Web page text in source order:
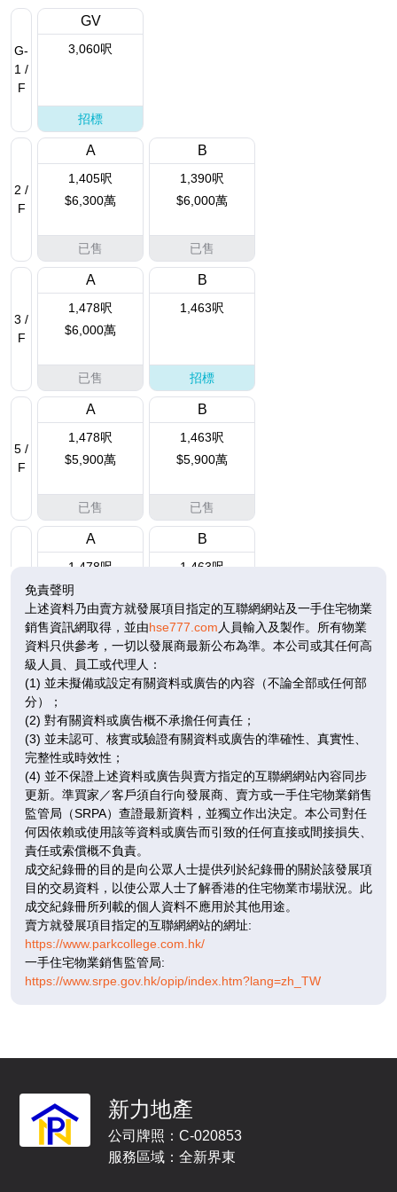
G-
1 /
F
2 /
F
3 /
F
5 /
F
7-
8 /
GV
3,060呎
招標
A
1,405呎
$6,300萬
已售
B
1,390呎
$6,000萬
已售
A
1,478呎
$6,000萬
已售
B
1,463呎
招標
A
1,478呎
$5,900萬
已售
B
1,463呎
$5,900萬
已售
A
1,478呎
$6,000萬
已售
B
1,463呎
已售
A
$1.28億
已售
$1.50億
免責聲明
上述資料乃由賣方就發展項目指定的互聯網網站及一手住宅物業
銷售資訊網取得，並由hse777.com 人員輸入及製作。所有物業
資料只供參考，一切以發展商最新公布為準。本公司或其任何高
級人員、員工或代理人：
(1) 並未擬備或設定有關資料或廣告的內容（不論全部或任何部
分）；
(2) 對有關資料或廣告概不承擔任何責任；
(3) 並未認可、核實或驗證有關資料或廣告的準確性、真實性、
完整性或時效性；
(4) 並不保證上述資料或廣告與賣方指定的互聯網網站內容同步
更新。準買家／客戶須自行向發展商、賣方或一手住宅物業銷售
監管局（SRPA）查證最新資料，並獨立作出決定。本公司對任
何因依賴或使用該等資料或廣告而引致的任何直接或間接損失、
責任或索償概不負責。
成交紀錄冊的目的是向公眾人士提供列於紀錄冊的關於該發展項
目的交易資料，以使公眾人士了解香港的住宅物業市場狀況。此
成交紀錄冊所列載的個人資料不應用於其他用途。
賣方就發展項目指定的互聯網網站的網址:
https://www.parkcollege.com.hk/
一手住宅物業銷售監管局:
https://www.srpe.gov.hk/opip/index.htm?lang=zh_TW
新力地產
公司牌照：C-020853
服務區域：全新界東